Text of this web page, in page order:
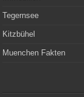
Tegernsee
Kitzbühel
Muenchen Fakten